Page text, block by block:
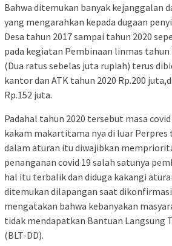
Bahwa ditemukan banyak kejanggalan
yang mengarahkan kepada dugaan
Desa tahun 2017 sampai tahun 2020
pada kegiatan Pembinaan linmas tahun
(Dua ratus sebelas juta rupiah) terus
kantor dan ATK tahun 2020 Rp.200
Rp.152 juta.
Padahal tahun 2020 tersebut masa
kakam makartitama nya di luar Perpres
dalam aturan itu diwajibkan
penanganan covid 19 salah satunya
hal itu terbalik dan diduga kakangi
ditemukan dilapangan saat
mengatakan bahwa kebanyakan
tidak mendapatkan Bantuan Langsung
(BLT-DD).